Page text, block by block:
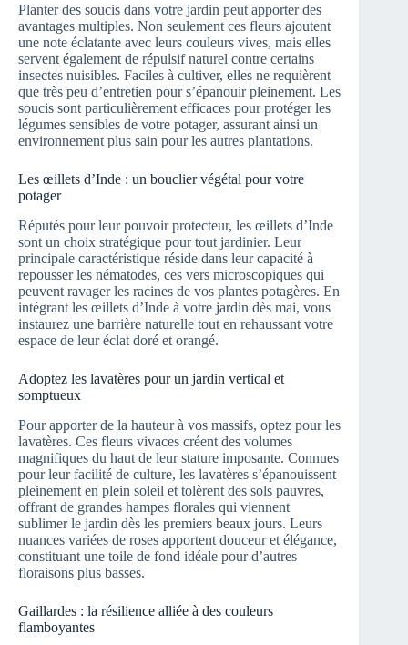
Planter des soucis dans votre jardin peut apporter des
avantages multiples. Non seulement ces fleurs ajoutent
une note éclatante avec leurs couleurs vives, mais elles
servent également de répulsif naturel contre certains
insectes nuisibles. Faciles à cultiver, elles ne requièrent
que très peu d’entretien pour s’épanouir pleinement. Les
soucis sont particulièrement efficaces pour protéger les
légumes sensibles de votre potager, assurant ainsi un
environnement plus sain pour les autres plantations.
Les œillets d’Inde : un bouclier végétal pour votre
potager
Réputés pour leur pouvoir protecteur, les œillets d’Inde
sont un choix stratégique pour tout jardinier. Leur
principale caractéristique réside dans leur capacité à
repousser les nématodes, ces vers microscopiques qui
peuvent ravager les racines de vos plantes potagères. En
intégrant les œillets d’Inde à votre jardin dès mai, vous
instaurez une barrière naturelle tout en rehaussant votre
espace de leur éclat doré et orangé.
Adoptez les lavatères pour un jardin vertical et
somptueux
Pour apporter de la hauteur à vos massifs, optez pour les
lavatères. Ces fleurs vivaces créent des volumes
magnifiques du haut de leur stature imposante. Connues
pour leur facilité de culture, les lavatères s’épanouissent
pleinement en plein soleil et tolèrent des sols pauvres,
offrant de grandes hampes florales qui viennent
sublimer le jardin dès les premiers beaux jours. Leurs
nuances variées de roses apportent douceur et élégance,
constituant une toile de fond idéale pour d’autres
floraisons plus basses.
Gaillardes : la résilience alliée à des couleurs
flamboyantes